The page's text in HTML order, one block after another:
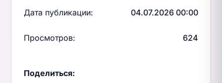
Дата публикации: 04.07.2026 00:00
Просмотров: 624
Поделиться: